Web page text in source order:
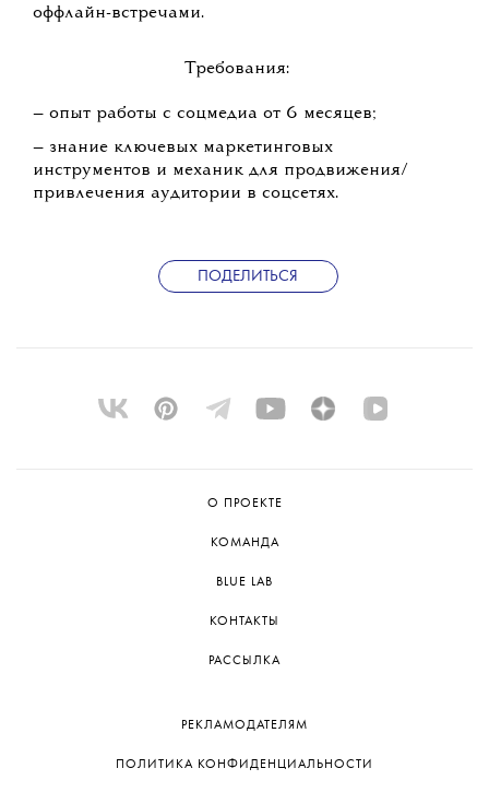
оффлайн-встречами.
Требования:
— опыт работы с соцмедиа от 6 месяцев;
— знание ключевых маркетинговых
инструментов и механик для продвижения/
привлечения аудитории в соцсетях.
ПОДЕЛИТЬСЯ
О ПРОЕКТЕ
КОМАНДА
BLUE LAB
КОНТАКТЫ
РАССЫЛКА
РЕКЛАМОДАТЕЛЯМ
ПОЛИТИКА КОНФИДЕНЦИАЛЬНОСТИ